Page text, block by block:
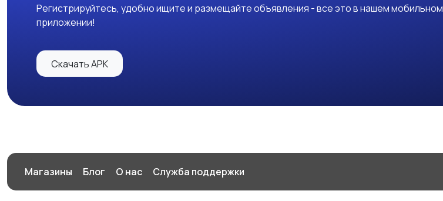
Регистрируйтесь, удобно ищите и размещайте объявления - все это в нашем мобильном
приложении!
Скачать APK
Магазины Блог О нас Служба поддержки